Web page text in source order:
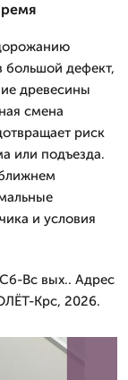
большой дефект,
древесины
смена
риск
или подъезда.
и условия
Вс вых.. Адрес
Крс, 2026.